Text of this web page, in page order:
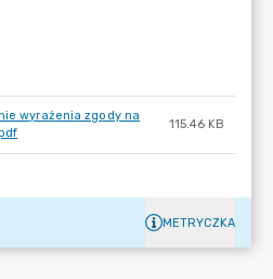
wyrażenia zgody na
115.46 KB
METRYCZKA